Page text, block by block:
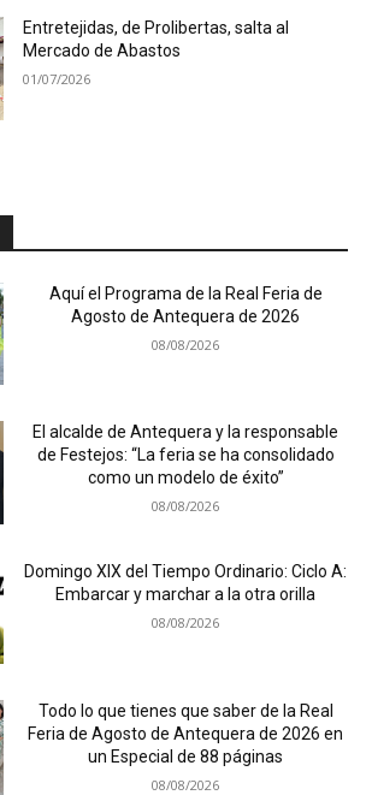
Entretejidas, de Prolibertas, salta al
Mercado de Abastos
01/07/2026
Aquí el Programa de la Real Feria de
Agosto de Antequera de 2026
08/08/2026
El alcalde de Antequera y la responsable
de Festejos: “La feria se ha consolidado
como un modelo de éxito”
08/08/2026
Domingo XIX del Tiempo Ordinario: Ciclo A:
Embarcar y marchar a la otra orilla
08/08/2026
Todo lo que tienes que saber de la Real
Feria de Agosto de Antequera de 2026 en
un Especial de 88 páginas
08/08/2026